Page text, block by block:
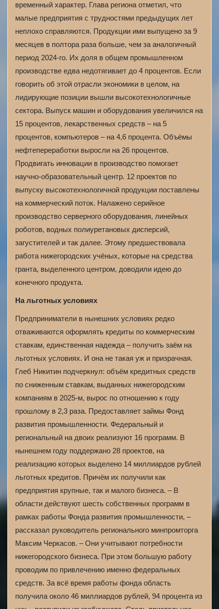
временный характер. Глава региона отметил, что
малые предприятия с трудностями предыдущих лет
неплохо справляются. Продукции ими выпущено за 9
месяцев в полтора раза больше, чем за аналогичный
период 2024-го. Их доля в общем промышленном
производстве едва недотягивает до 4 процентов. Если
говорить об этой отрасли экономики в целом, на
лидирующие позиции вышли высокотехнологичные
сектора. Выпуск машин и оборудования увеличился на
15 процентов, лекарственных средств – на 5
процентов, компьютеров – на 4,6 процента. Объёмы
нефтепереработки выросли на 26 процентов.
Продвигать инновации в производство помогает
научно-образовательный центр. 12 проектов по
выпуску высокотехнологичной продукции поставлены
на коммерческий поток. Налажено серийное
производство серверного оборудования, линейных
роботов, водных полиуретановых дисперсий,
загустителей и так далее. Этому предшествовала
работа нижегородских учёных, которые на средства
гранта, выделенного центром, доводили идею до
конечного продукта.
На льготных условиях
Предприниматели в нынешних условиях редко
отваживаются оформлять кредиты по коммерческим
ставкам, единственная надежда – получить заём на
льготных условиях. И она не такая уж и призрачная.
Глеб Никитин подчеркнул: объём кредитных средств
по сниженным ставкам, выданных нижегородским
компаниям в 2025-м, вырос по отношению к году
прошлому в 2,3 раза. Предоставляет займы Фонд
развития промышленности. Федеральный и
региональный на двоих реализуют 16 программ. В
нынешнем году поддержано 28 проектов, на
реализацию которых выделено 14 миллиардов рублей
льготных кредитов. Причём их получили как
предприятия крупные, так и малого бизнеса. – В
области действуют шесть собственных программ в
рамках работы Фонда развития промышленности, –
рассказал руководитель регионального минпромторга
Максим Черкасов. – Они учитывают потребности
нижегородского бизнеса. При этом большую работу
проводим по привлечению именно федеральных
средств. За всё время работы фонда область
получила около 46 миллиардов рублей, 94 процента из